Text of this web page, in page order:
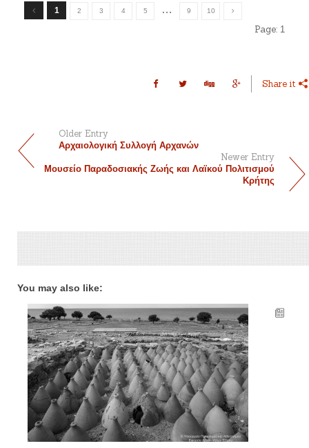
1 2 3 4 5 … 9 10
Page: 1
Share it
Older Entry
Αρχαιολογική Συλλογή Αρχανών
Newer Entry
Μουσείο Παραδοσιακής Ζωής και Λαϊκού Πολιτισμού
Κρήτης
You may also like: